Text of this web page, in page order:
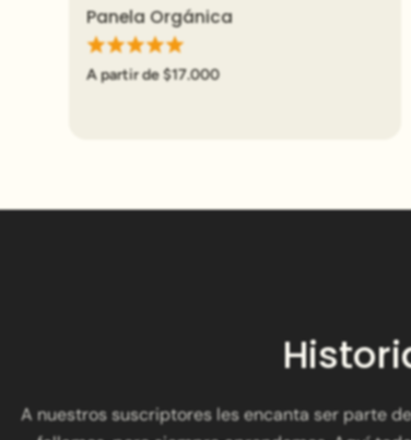
Vista rápida
Panela Orgánica
A partir de $17.000
A nuestros suscriptores les encanta ser parte